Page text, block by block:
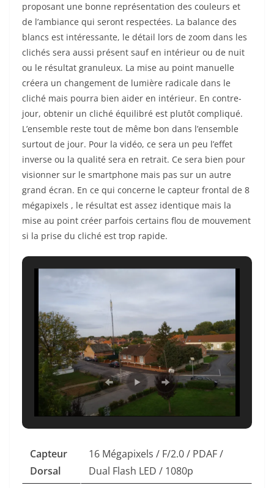
proposant une bonne représentation des couleurs et
de l’ambiance qui seront respectées. La balance des
blancs est intéressante, le détail lors de zoom dans les
clichés sera aussi présent sauf en intérieur ou de nuit
ou le résultat granuleux. La mise au point manuelle
créera un changement de lumière radicale dans le
cliché mais pourra bien aider en intérieur. En contre-
jour, obtenir un cliché équilibré est plutôt compliqué.
L’ensemble reste tout de même bon dans l’ensemble
surtout de jour. Pour la vidéo, ce sera un peu l’effet
inverse ou la qualité sera en retrait. Ce sera bien pour
visionner sur le smartphone mais pas sur un autre
grand écran. En ce qui concerne le capteur frontal de 8
mégapixels , le résultat est assez identique mais la
mise au point créer parfois certains flou de mouvement
si la prise du cliché est trop rapide.
Capteur
Dorsal
16 Mégapixels / F/2.0 / PDAF /
Dual Flash LED / 1080p